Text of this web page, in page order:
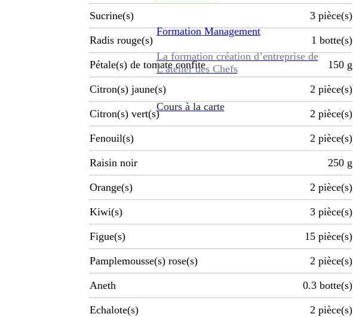
Formation Management
La formation création d’entreprise de
L’atelier des Chefs
Cours à la carte
Sucrine(s) 3 pièce(s)
Radis rouge(s) 1 botte(s)
Pétale(s) de tomate confite 150 g
Citron(s) jaune(s) 2 pièce(s)
Citron(s) vert(s) 2 pièce(s)
Fenouil(s) 2 pièce(s)
Raisin noir 250 g
Orange(s) 2 pièce(s)
Kiwi(s) 3 pièce(s)
Figue(s) 15 pièce(s)
Pamplemousse(s) rose(s) 2 pièce(s)
Aneth 0.3 botte(s)
Echalote(s) 2 pièce(s)